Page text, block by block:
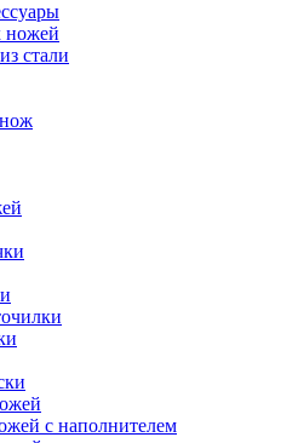
ножей
стали
с наполнителем